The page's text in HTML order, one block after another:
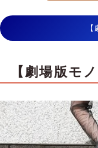
【劇場版モ